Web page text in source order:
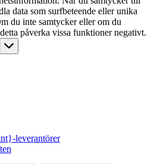
data som surfbeteende eller unika
du inte samtycker eller om du
påverka vissa funktioner negativt.
leverantörer